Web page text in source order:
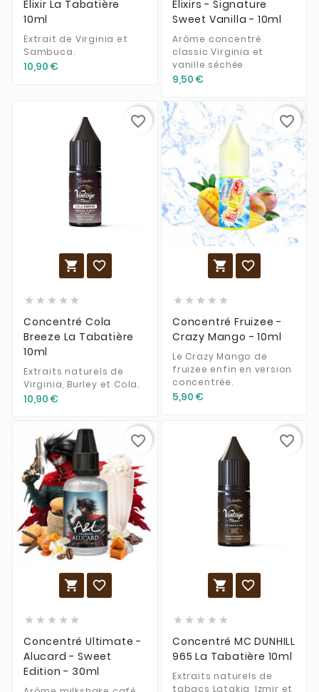
Elixir La Tabatière
10ml
Extrait de Virginia et
Sambuca.
10,90 €
Elixirs - Signature
Sweet Vanilla - 10ml
Arôme concentré
classic Virginia et
vanille séchée
9,50 €
 
    
Concentré Cola
Breeze La Tabatière
10ml
Extraits naturels de
Virginia, Burley et Cola.
10,90 €
favorite_border
 
    
Concentré Fruizee -
Crazy Mango - 10ml
Le Crazy Mango de
fruizee enfin en version
concentrée.
5,90 €
favorite_border
 
    
Concentré Ultimate -
Alucard - Sweet
Edition - 30ml
favorite_border
 
    
Concentré MC DUNHILL
965 La Tabatière 10ml
Extraits naturels de
tabacs Latakia, Izmir et
favorite_border